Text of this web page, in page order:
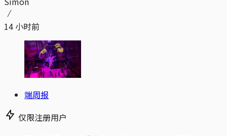
14 小时前
端周报
仅限注册用户